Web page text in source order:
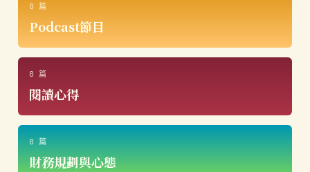
0 篇
Podcast節目
0 篇
閱讀心得
0 篇
財務規劃與心態